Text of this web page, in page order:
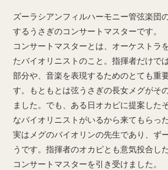
ズーラシアンフィルハーモニー管弦楽団
するうさぎのコンサートマスターです。
コンサートマスターとは、オーケストラ
たバイオリニストのこと。指揮者だけで
部分や、音楽を表現するためのとても重
す。もともとは弦うさぎの長女メグがそ
ました。でも、ある日オカピに提案した
なバイオリニストがいるから来てもらっ
実はメグのバイオリンの先生であり、ず
うです。指揮者のオカピとも意気投合し
コンサートマスターを引き受けました。